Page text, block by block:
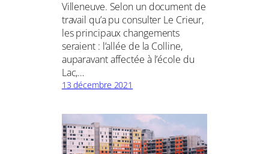
Villeneuve. Selon un document de
travail qu’a pu consulter Le Crieur,
les principaux changements
seraient : l’allée de la Colline,
auparavant affectée à l’école du
Lac,…
13 décembre 2021